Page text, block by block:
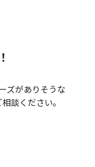
ズがありそうな
談ください。